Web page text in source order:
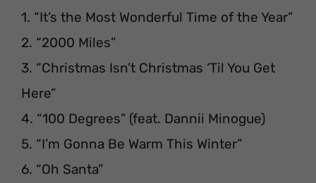
1. “It’s the Most Wonderful Time of the Year”
2. “2000 Miles”
3. “Christmas Isn’t Christmas ‘Til You Get
Here”
4. “100 Degrees” (feat. Dannii Minogue)
5. “I’m Gonna Be Warm This Winter”
6. “Oh Santa”